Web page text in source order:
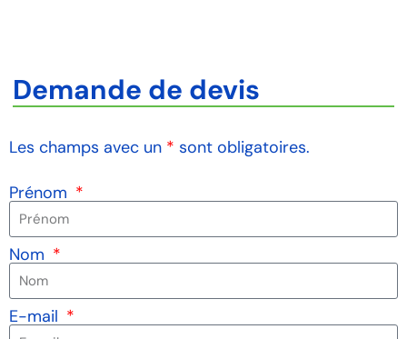
Demande de devis
Les champs avec un * sont obligatoires.
Prénom
Nom
E-mail